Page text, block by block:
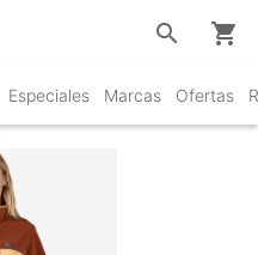
Especiales Marcas Ofertas
search shopping_cart